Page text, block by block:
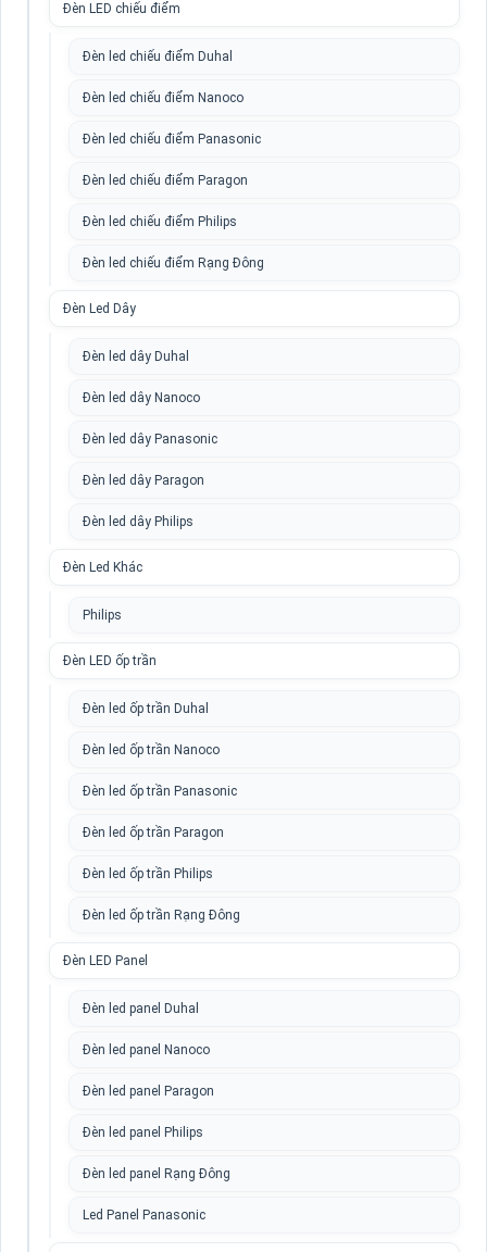
Đèn LED chiếu điểm
Đèn led chiếu điểm Duhal
Đèn led chiếu điểm Nanoco
Đèn led chiếu điểm Panasonic
Đèn led chiếu điểm Paragon
Đèn led chiếu điểm Philips
Đèn led chiếu điểm Rạng Đông
Đèn Led Dây
Đèn led dây Duhal
Đèn led dây Nanoco
Đèn led dây Panasonic
Đèn led dây Paragon
Đèn led dây Philips
Đèn Led Khác
Philips
Đèn LED ốp trần
Đèn led ốp trần Duhal
Đèn led ốp trần Nanoco
Đèn led ốp trần Panasonic
Đèn led ốp trần Paragon
Đèn led ốp trần Philips
Đèn led ốp trần Rạng Đông
Đèn LED Panel
Đèn led panel Duhal
Đèn led panel Nanoco
Đèn led panel Paragon
Đèn led panel Philips
Đèn led panel Rạng Đông
Led Panel Panasonic